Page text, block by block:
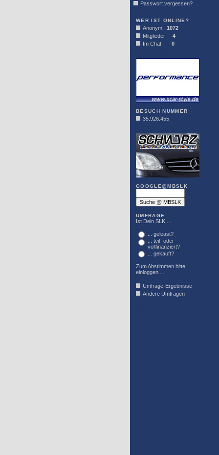
Passwort vergessen?
WER IST ONLINE?
Anonym :1072
Mitglieder: 4
Im Chat : 0
BESUCH NUMMER
35.926.455
GOOGLE@MBSLK
UMFRAGE
Ist Dein SLK ...
... geleast?
... teil- oder
vollfinanziert?
... gekauft?
Zum Abstimmen bitte
einloggen ...
Umfrage-Ergebnisse
Andere Umfragen